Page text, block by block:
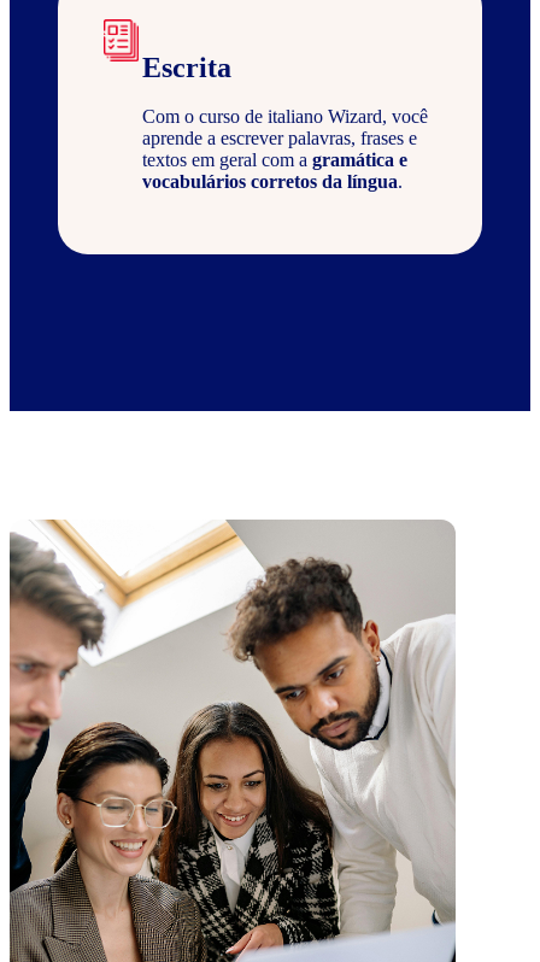
Escrita
Com o curso de italiano Wizard, você
aprende a escrever palavras, frases e
textos em geral com a gramática e
vocabulários corretos da língua.